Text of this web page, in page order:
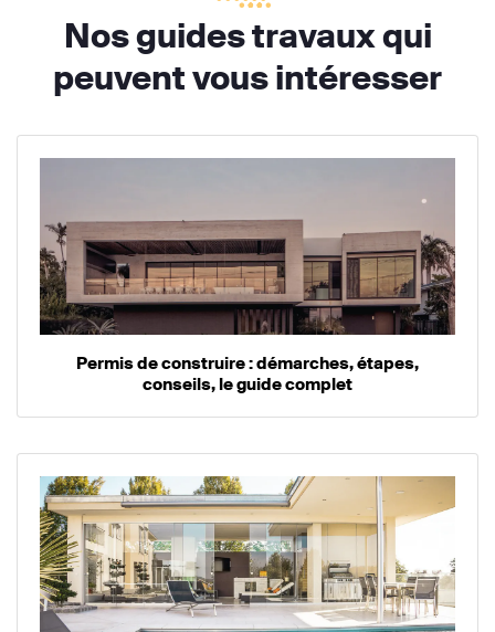
Nos guides travaux qui
peuvent vous intéresser
Permis de construire : démarches, étapes,
conseils, le guide complet